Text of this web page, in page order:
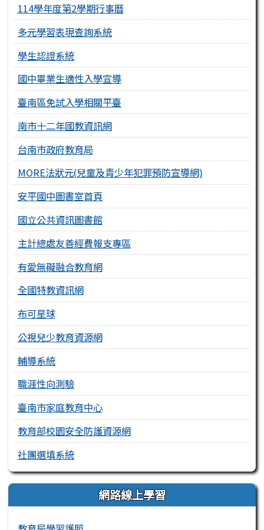
114學年度第2學期行事曆
多元學習表現查詢系統
學生認證系統
國中畢業生適性入學宣導
臺南區免試入學相關平臺
南市十二年國教資訊網
台南市政府教育局
MORE法狀元(兒童及青少年犯罪預防宣導網)
安平國中圖書室首頁
國立公共資訊圖書館
主計總處友善經費報支專區
有愛無礙融合教育網
全國特教資訊網
布可星球
公視兒少教育資源網
輔導系統
職涯性向測驗
臺南市家庭教育中心
教育部校園安全防護資源網
社團選填系統
網路線上學習